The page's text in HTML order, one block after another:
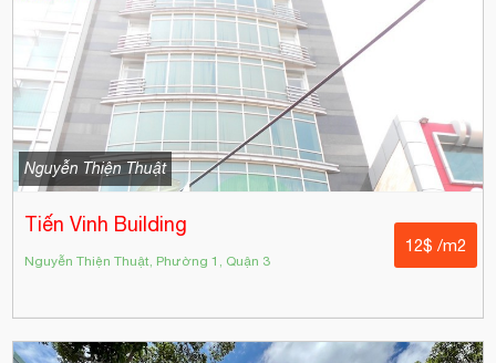
Nguyễn Thiện Thuật
Tiến Vinh Building
Nguyễn Thiện Thuật, Phường 1, Quận 3
12$ /m2